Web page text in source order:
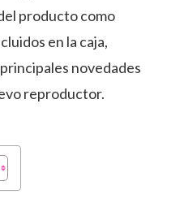
producto como
en la caja,
novedades
reproductor.